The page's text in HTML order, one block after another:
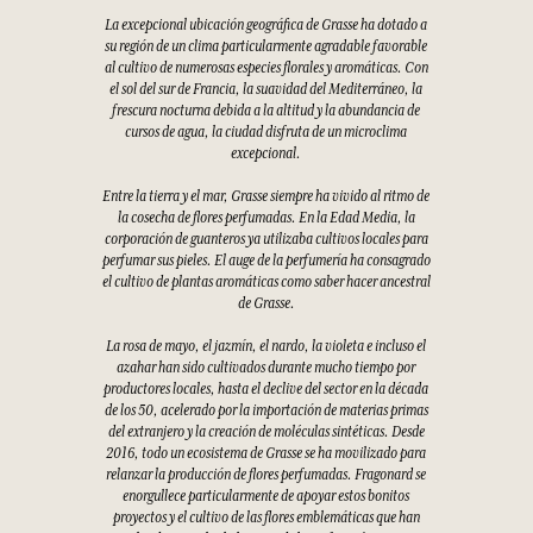
La excepcional ubicación geográfica de Grasse ha dotado a
su región de un clima particularmente agradable favorable
al cultivo de numerosas especies florales y aromáticas. Con
el sol del sur de Francia, la suavidad del Mediterráneo, la
frescura nocturna debida a la altitud y la abundancia de
cursos de agua, la ciudad disfruta de un microclima
excepcional.
Entre la tierra y el mar, Grasse siempre ha vivido al ritmo de
la cosecha de flores perfumadas. En la Edad Media, la
corporación de guanteros ya utilizaba cultivos locales para
perfumar sus pieles. El auge de la perfumería ha consagrado
el cultivo de plantas aromáticas como saber hacer ancestral
de Grasse.
La rosa de mayo, el jazmín, el nardo, la violeta e incluso el
azahar han sido cultivados durante mucho tiempo por
productores locales, hasta el declive del sector en la década
de los 50, acelerado por la importación de materias primas
del extranjero y la creación de moléculas sintéticas. Desde
2016, todo un ecosistema de Grasse se ha movilizado para
relanzar la producción de flores perfumadas. Fragonard se
enorgullece particularmente de apoyar estos bonitos
proyectos y el cultivo de las flores emblemáticas que han